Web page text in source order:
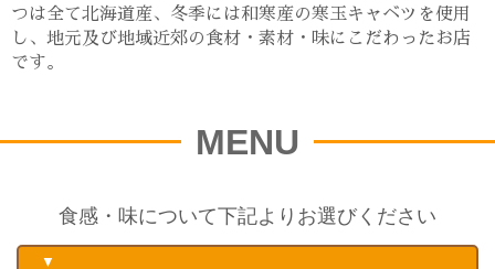
つは全て北海道産、冬季には和寒産の寒玉キャベツを使用
し、地元及び地域近郊の食材・素材・味にこだわったお店
です。
MENU
食感・味について下記よりお選びください